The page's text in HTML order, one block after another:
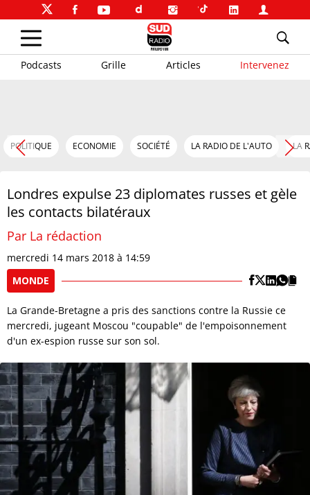
Podcasts Grille Articles Intervenez
POLITIQUE ECONOMIE SOCIÉTÉ LA RADIO DE L'AUTO LA
Londres expulse 23 diplomates russes et gèle
les contacts bilatéraux
Par La rédaction
mercredi 14 mars 2018 à 14:59
MONDE
La Grande-Bretagne a pris des sanctions contre la Russie ce
mercredi, jugeant Moscou "coupable" de l'empoisonnement
d'un ex-espion russe sur son sol.